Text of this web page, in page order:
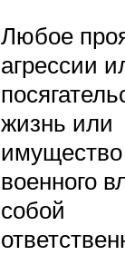
Любое
агрессии
жизнь или
имущество
военного
собой